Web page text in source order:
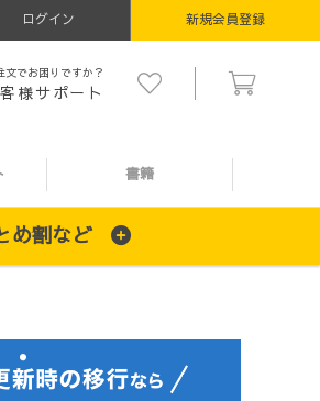
ログイン 新規会員登録
文でお困りですか？
様サポート
書籍
め割など